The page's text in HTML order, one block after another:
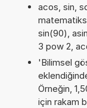
acos, sin,
sin(90),
3 pow 2,
'Bilimsel
Örneğin,
için rakam